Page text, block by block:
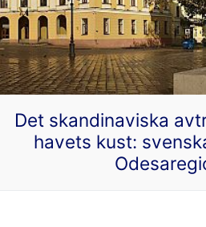
Det skandinaviska
havets kust: